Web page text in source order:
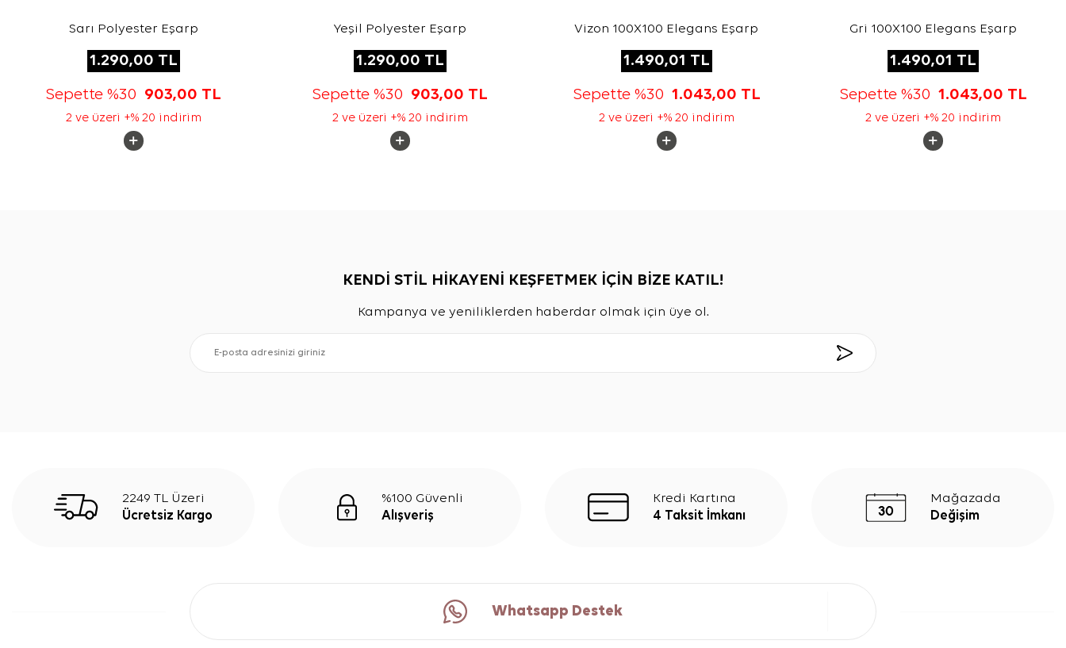
Sarı Polyester Eşarp
1.290,00 TL
Sepette %30 903,00 TL
2 ve üzeri +% 20 indirim
Yeşil Polyester Eşarp
1.290,00 TL
Sepette %30 903,00 TL
2 ve üzeri +% 20 indirim
Vizon 100X100 Elegans Eşarp
1.490,01 TL
Sepette %30 1.043,00 TL
2 ve üzeri +% 20 indirim
Gri 100X100 Elegans Eşarp
1.490,01 TL
Sepette %30 1.043,00 TL
2 ve üzeri +% 20 indirim
KENDİ STİL HİKAYENİ KEŞFETMEK İÇİN BİZE KATIL!
Kampanya ve yeniliklerden haberdar olmak için üye ol.
2249 TL Üzeri
Ücretsiz Kargo
%100 Güvenli
Alışveriş
Kredi Kartına
4 Taksit İmkanı
Mağazada
Değişim
Whatsapp Destek